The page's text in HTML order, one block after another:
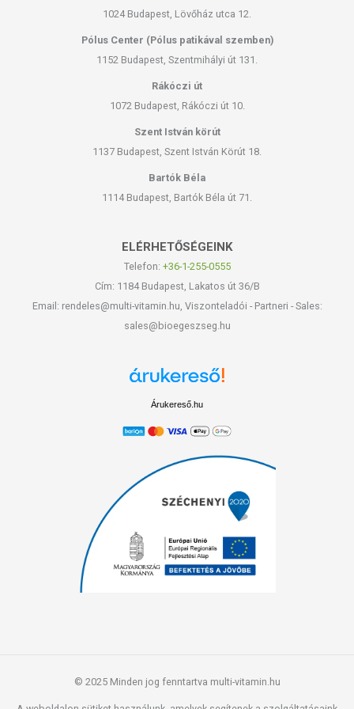
Betegség esetén használatát beszélje meg kezelőorvosával. Az
készítményt, ha az összetevők bármelyikére érzékeny vagy
allergiás! Kisgyermektől elzárva tartandó!
1024 Budapest, Lövőház utca 12.
Pólus Center (Pólus patikával szemben)
1152 Budapest, Szentmihályi út 131.
Rákóczi út
1072 Budapest, Rákóczi út 10.
Szent István körút
1137 Budapest, Szent István Körút 18.
Bartók Béla
1114 Budapest, Bartók Béla út 71.
ELÉRHETŐSÉGEINK
Telefon: +36-1-255-0555
Cím: 1184 Budapest, Lakatos út 36/B
Email: rendeles@multi-vitamin.hu, Viszonteladói - Partneri - Sales:
sales@bioegeszseg.hu
Árukereső.hu
© 2025 Minden jog fenntartva multi-vitamin.hu